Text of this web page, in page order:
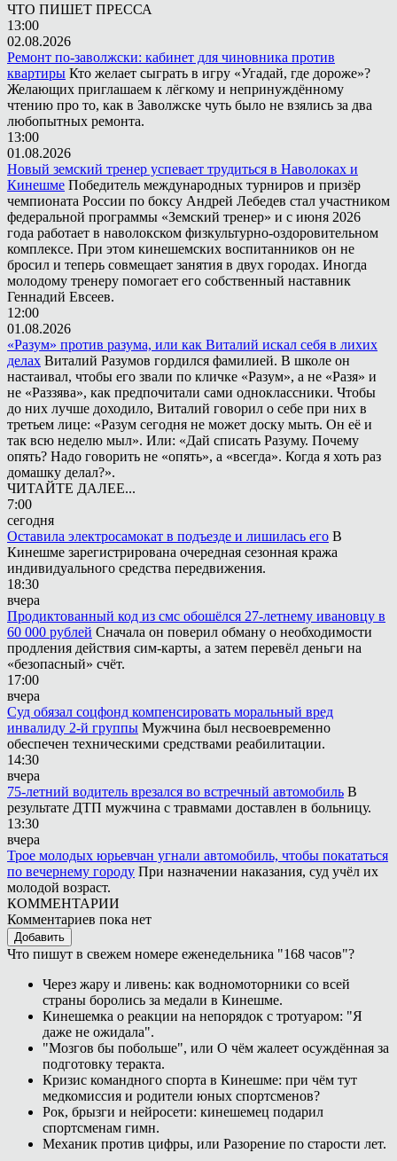
ЧТО ПИШЕТ ПРЕССА
13:00
02.08.2026
Ремонт по-заволжски: кабинет для чиновника против
квартиры Кто желает сыграть в игру «Угадай, где дороже»?
Желающих приглашаем к лёгкому и непринуждённому
чтению про то, как в Заволжске чуть было не взялись за два
любопытных ремонта.
13:00
01.08.2026
Новый земский тренер успевает трудиться в Наволоках и
Кинешме Победитель международных турниров и призёр
чемпионата России по боксу Андрей Лебедев стал участником
федеральной программы «Земский тренер» и с июня 2026
года работает в наволокском физкультурно-оздоровительном
комплексе. При этом кинешемских воспитанников он не
бросил и теперь совмещает занятия в двух городах. Иногда
молодому тренеру помогает его собственный наставник
Геннадий Евсеев.
12:00
01.08.2026
«Разум» против разума, или как Виталий искал себя в лихих
делах Виталий Разумов гордился фамилией. В школе он
настаивал, чтобы его звали по кличке «Разум», а не «Разя» и
не «Раззява», как предпочитали сами одноклассники. Чтобы
до них лучше доходило, Виталий говорил о себе при них в
третьем лице: «Разум сегодня не может доску мыть. Он её и
так всю неделю мыл». Или: «Дай списать Разуму. Почему
опять? Надо говорить не «опять», а «всегда». Когда я хоть раз
домашку делал?».
ЧИТАЙТЕ ДАЛЕЕ...
7:00
сегодня
Оставила электросамокат в подъезде и лишилась его В
Кинешме зарегистрирована очередная сезонная кража
индивидуального средства передвижения.
18:30
вчера
Продиктованный код из смс обошёлся 27-летнему ивановцу в
60 000 рублей Сначала он поверил обману о необходимости
продления действия сим-карты, а затем перевёл деньги на
«безопасный» счёт.
17:00
вчера
Суд обязал соцфонд компенсировать моральный вред
инвалиду 2-й группы Мужчина был несвоевременно
обеспечен техническими средствами реабилитации.
14:30
вчера
75-летний водитель врезался во встречный автомобиль В
результате ДТП мужчина с травмами доставлен в больницу.
13:30
вчера
Трое молодых юрьевчан угнали автомобиль, чтобы покататься
по вечернему городу При назначении наказания, суд учёл их
молодой возраст.
КОММЕНТАРИИ
Комментариев пока нет
Добавить
Что пишут в свежем номере еженедельника "168 часов"?
Через жару и ливень: как водномоторники со всей
страны боролись за медали в Кинешме.
Кинешемка о реакции на непорядок с тротуаром: "Я
даже не ожидала".
"Мозгов бы побольше", или О чём жалеет осуждённая за
подготовку теракта.
Кризис командного спорта в Кинешме: при чём тут
медкомиссия и родители юных спортсменов?
Рок, брызги и нейросети: кинешемец подарил
спортсменам гимн.
Механик против цифры, или Разорение по старости лет.